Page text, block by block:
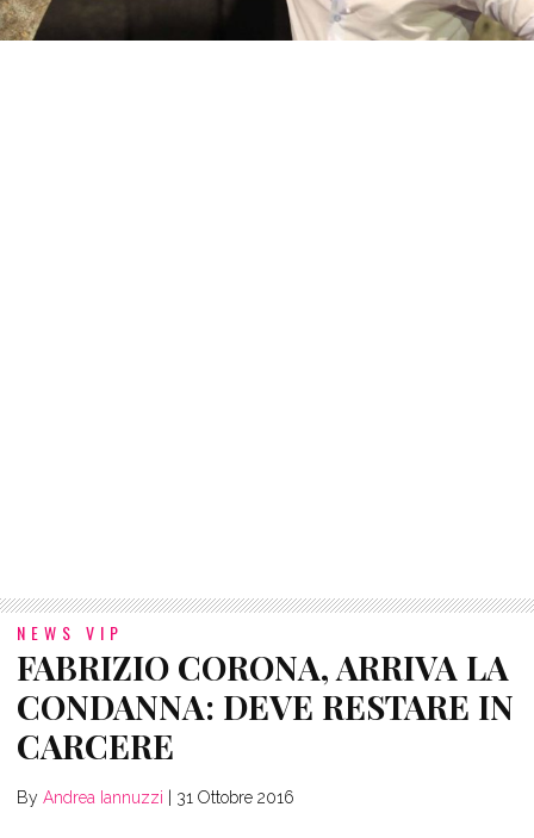
NEWS VIP
FABRIZIO CORONA, ARRIVA LA
CONDANNA: DEVE RESTARE IN
CARCERE
By Andrea Iannuzzi 31 Ottobre 2016